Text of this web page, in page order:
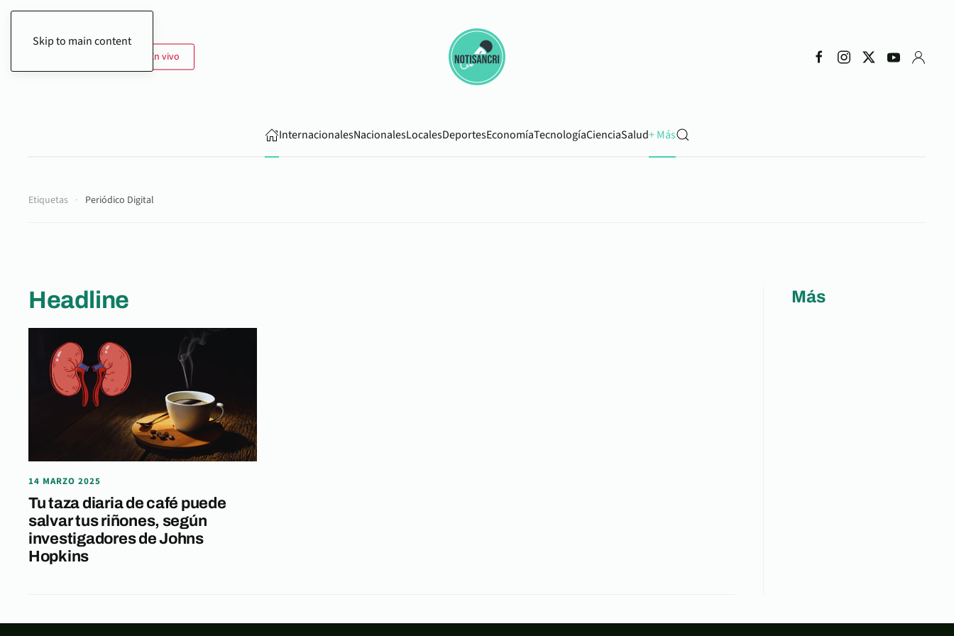
Skip to main content
En vivo
InternacionalesNacionalesLocalesDeportesEconomíaTecnologíaCienciaSalud+ Más
Etiquetas Periódico Digital
Headline
14 MARZO 2025
Tu taza diaria de café puede
salvar tus riñones, según
investigadores de Johns
Hopkins
Más